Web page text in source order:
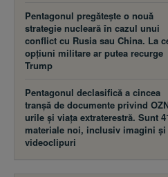
Pentagonul pregătește o nouă
strategie nucleară în cazul unui
conflict cu Rusia sau China. La
opțiuni militare ar putea recurge
Trump
Pentagonul declasifică a cincea
tranșă de documente privind
urile și viața extraterestră. Sunt
materiale noi, inclusiv imagini și
videoclipuri